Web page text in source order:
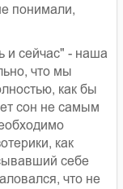
понимали,
и сейчас" - наша
что мы
как бы
сон не самым
как
себе
что не